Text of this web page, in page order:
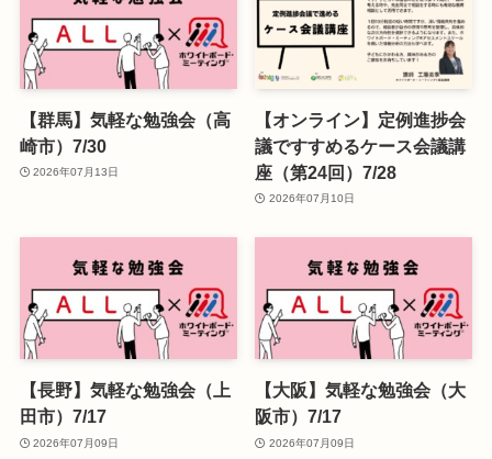
【群馬】気軽な勉強会（高
崎市）7/30
2026年07月13日
【オンライン】定例進捗会
議ですすめるケース会議講
座（第24回）7/28
2026年07月10日
【長野】気軽な勉強会（上
田市）7/17
2026年07月09日
【大阪】気軽な勉強会（大
阪市）7/17
2026年07月09日